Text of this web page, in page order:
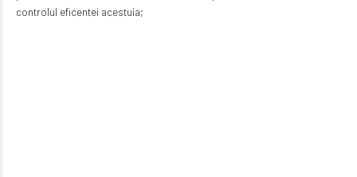
controlul eficentei acestuia;